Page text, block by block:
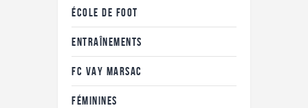
ÉCOLE DE FOOT
ENTRAÎNEMENTS
FC VAY MARSAC
FÉMININES